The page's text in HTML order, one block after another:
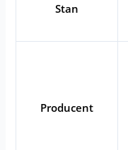
Stan
Producent